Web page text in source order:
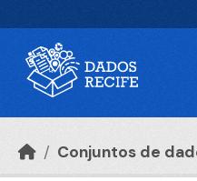
Conjuntos de